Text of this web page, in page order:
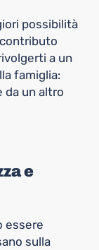
possibilità
a un
famiglia:
da un altro
e
essere
sulla